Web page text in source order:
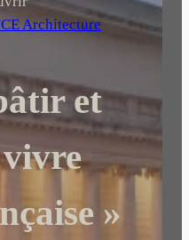
Architecture
et
»